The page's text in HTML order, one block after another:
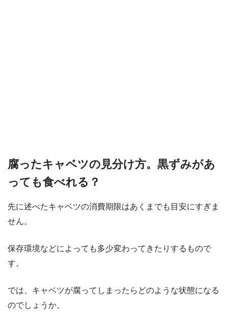
腐ったキャベツの見分け方。黒ずみがあ
っても食べれる？
先に述べたキャベツの消費期限はあくまでも目安にすぎま
せん。
保存環境などによっても多少変わってきたりするもので
す。
では、キャベツが腐ってしまったらどのような状態になる
のでしょうか。